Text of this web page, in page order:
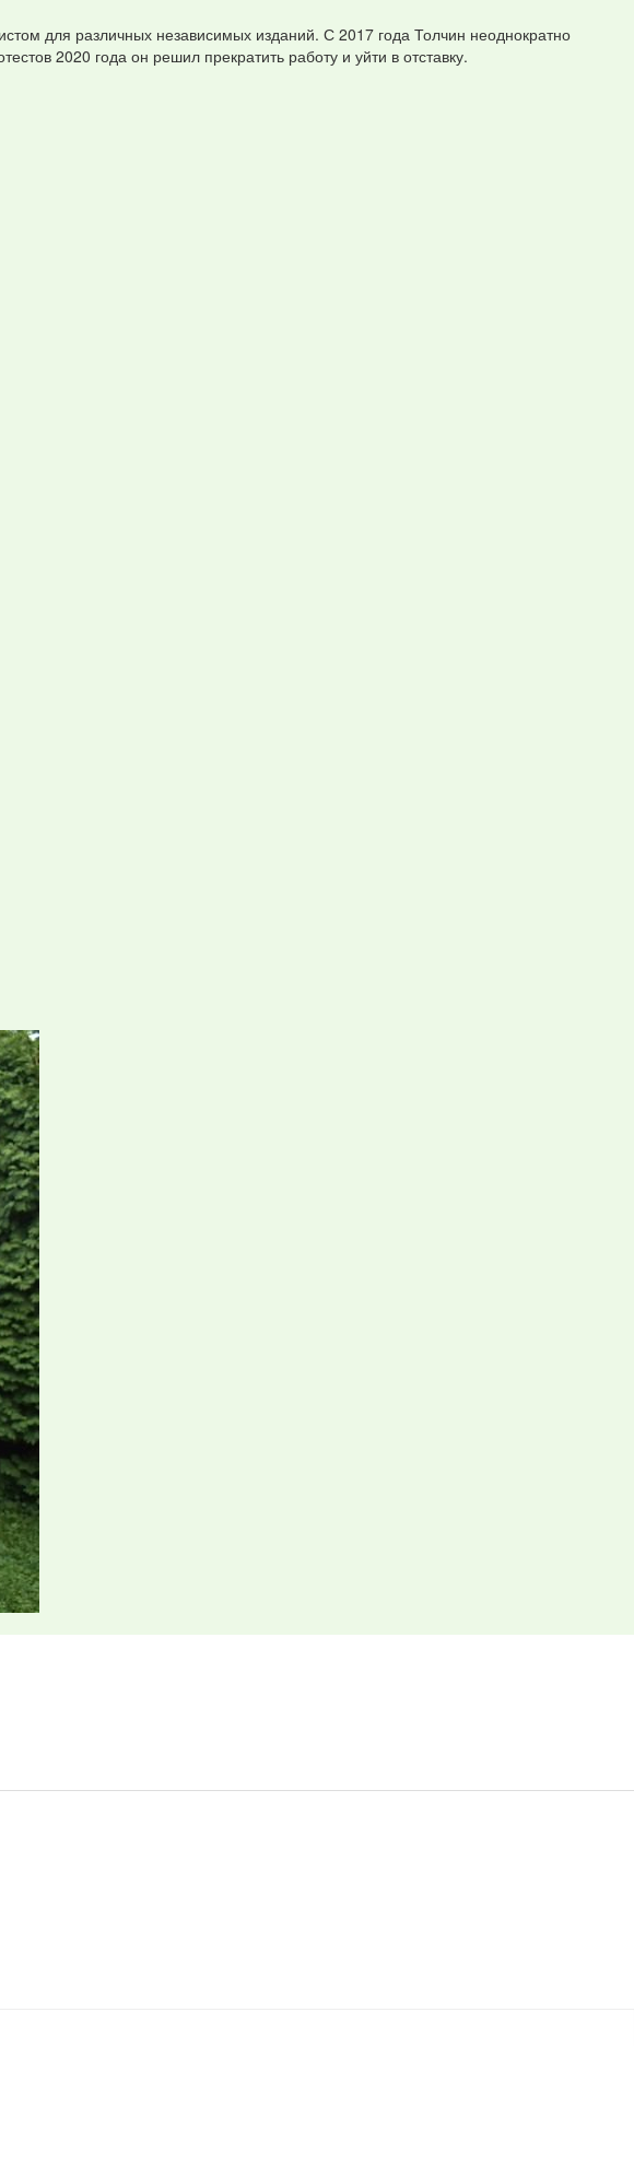
для различных независимых изданий. С 2017 года Толчин неоднократно
2020 года он решил прекратить работу и уйти в отставку.